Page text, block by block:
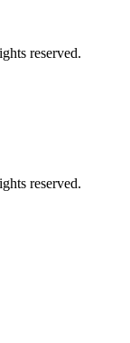
reserved.
reserved.